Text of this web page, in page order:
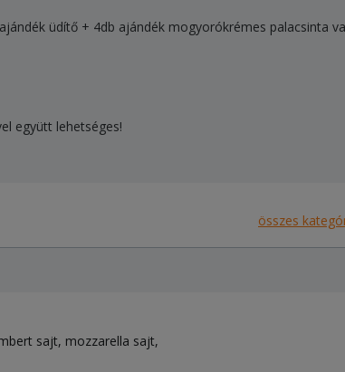
üdítő + 4db ajándék mogyorókrémes palacsinta
együtt lehetséges!
összes
sajt mozzarella sajt